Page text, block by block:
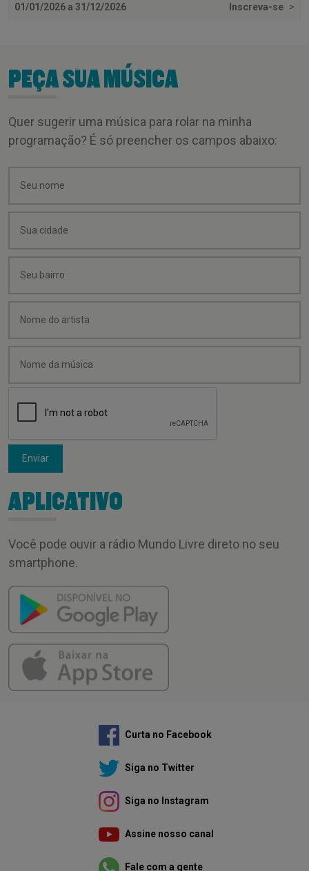
01/01/2026 a 31/12/2026 Inscreva-se >
PEÇA SUA MÚSICA
Quer sugerir uma música para rolar na minha
programação? É só preencher os campos abaixo:
Enviar
APLICATIVO
Você pode ouvir a rádio Mundo Livre direto no seu
smartphone.
Curta no Facebook
Siga no Twitter
Siga no Instagram
Assine nosso canal
Fale com a gente